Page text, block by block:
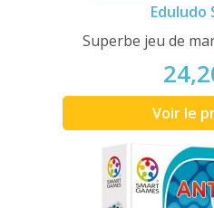
Eduludo
Superbe jeu de
Voir le